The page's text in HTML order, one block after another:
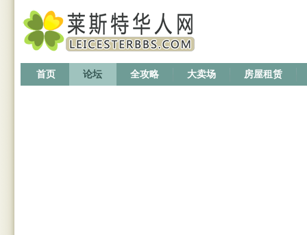
首页 论坛 全攻略 大卖场 房屋租赁